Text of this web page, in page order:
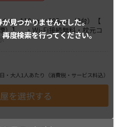
が見つかりませんでした。
再度検索を行ってください。
ズ：110cm×195cm（2台）【
）】 ・Wi-Fi接続無料・枕元コ
・大人1人あたり （消費税・サービス料込）